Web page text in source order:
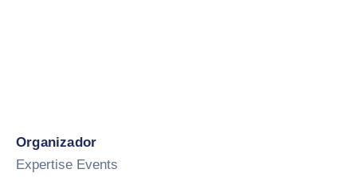
Organizador
Expertise Events